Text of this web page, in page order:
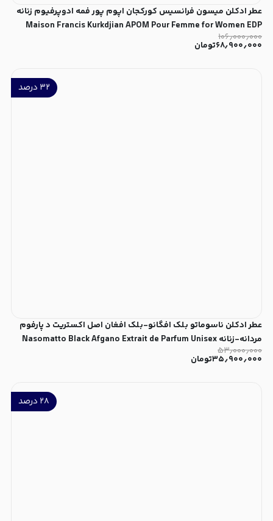
عطر ادکلن میسون فرانسیس کورکجان اپوم پور فمه ادوپرفیوم زنانه
Maison Francis Kurkdjian APOM Pour Femme for Women EDP
۱۰۶٫۰۰۰٫۰۰۰
۶۸٫۹۰۰٫۰۰۰تومان
۳۲ درصد
عطر ادکلن ناسوماتو بلک افگانو-بلک افغان اصل اکستریت د پارفوم
مردانه-زنانه Nasomatto Black Afgano Extrait de Parfum Unisex
۵۳٫۰۰۰٫۰۰۰
۳۵٫۹۰۰٫۰۰۰تومان
۲۸ درصد